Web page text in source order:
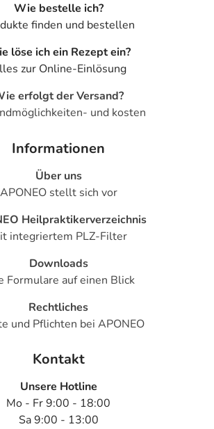
Wie bestelle ich?
finden und bestellen
löse ich ein Rezept ein?
zur Online-Einlösung
erfolgt der Versand?
und kosten
Informationen
Über uns
APONEO stellt sich vor
Heilpraktikerverzeichnis
integriertem PLZ-Filter
Downloads
Formulare auf einen Blick
Rechtliches
und Pflichten bei APONEO
Kontakt
Unsere Hotline
Mo - Fr 9:00 - 18:00
Sa 9:00 - 13:00